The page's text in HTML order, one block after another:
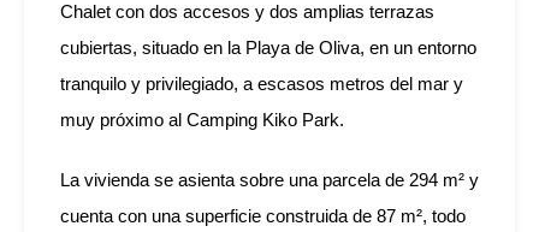
Chalet con dos accesos y dos amplias terrazas
cubiertas, situado en la Playa de Oliva, en un entorno
tranquilo y privilegiado, a escasos metros del mar y
muy próximo al Camping Kiko Park.
La vivienda se asienta sobre una parcela de 294 m² y
cuenta con una superficie construida de 87 m², todo